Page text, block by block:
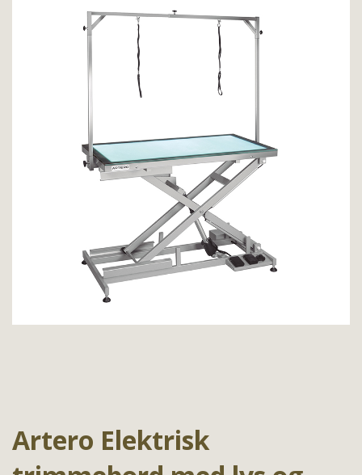
Artero Elektrisk